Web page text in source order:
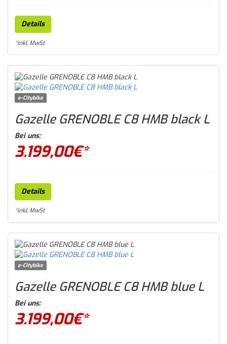
Details
*inkl. MwSt
e-Citybike
Gazelle GRENOBLE C8 HMB black L
Bei uns:
3.199,00€*
Details
*inkl. MwSt
e-Citybike
Gazelle GRENOBLE C8 HMB blue L
Bei uns:
3.199,00€*